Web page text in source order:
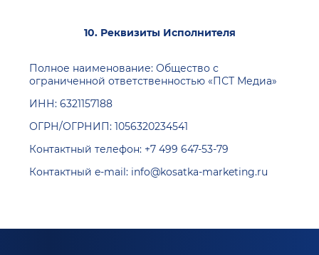
10. Реквизиты Исполнителя
Полное наименование: Общество с
ограниченной ответственностью «ПСТ Медиа»
ИНН: 6321157188
ОГРН/ОГРНИП: 1056320234541
Контактный телефон: +7 499 647-53-79
Контактный e-mail: info@kosatka-marketing.ru